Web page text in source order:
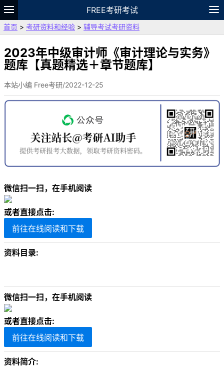
FREE考研考试
题库
故事 专题 APP 笔记
VIP
资料
首页 > 考研资料和经验 > 辅导考试考研资料
2023年中级审计师《审计理论与实务》
题库【真题精选＋章节题库】
本站小编 Free考研/2022-12-25
微信扫一扫，在手机阅读
或者直接点击:
前往在线阅读和下载
资料目录:
微信扫一扫，在手机阅读
或者直接点击:
前往在线阅读和下载
资料简介: